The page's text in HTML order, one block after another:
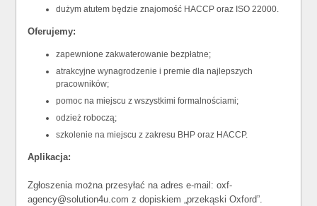
dużym atutem będzie znajomość HACCP oraz ISO 22000.
Oferujemy:
zapewnione zakwaterowanie bezpłatne;
atrakcyjne wynagrodzenie i premie dla najlepszych
pracowników;
pomoc na miejscu z wszystkimi formalnościami;
odzież roboczą;
szkolenie na miejscu z zakresu BHP oraz HACCP.
Aplikacja:
Zgłoszenia można przesyłać na adres e-mail: oxf-
agency@solution4u.com z dopiskiem „przekąski Oxford”.